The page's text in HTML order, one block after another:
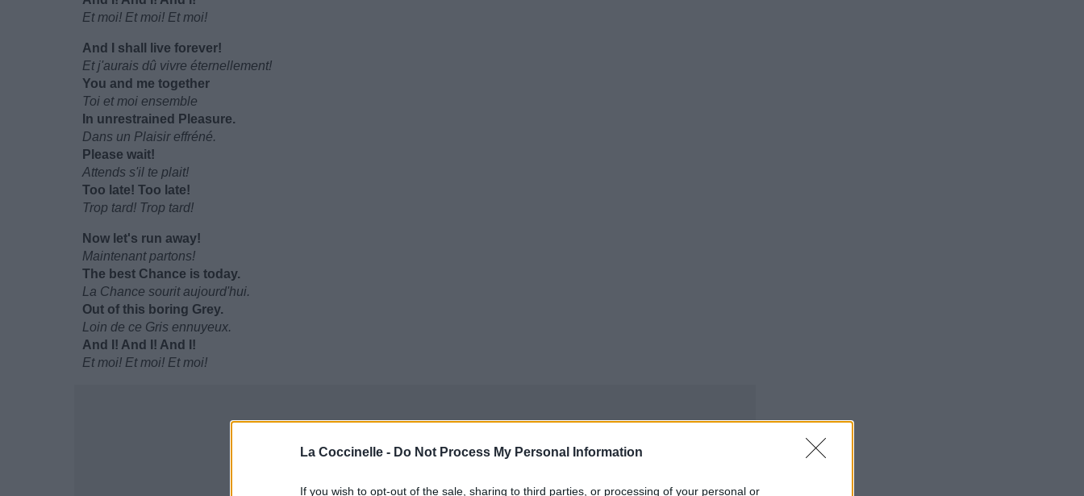
La Coccinelle - Do Not Process My Personal Information
If you wish to opt-out of the sale, sharing to third parties, or processing of your personal or
Et moi! Et moi! Et moi!
And I shall live forever!
Et j'aurais dû vivre éternellement!
You and me together
Toi et moi ensemble
In unrestrained Pleasure.
Dans un Plaisir effréné.
Please wait!
Attends s'il te plait!
Too late! Too late!
Trop tard! Trop tard!
Now let's run away!
Maintenant partons!
The best Chance is today.
La Chance sourit aujourd'hui.
Out of this boring Grey.
Loin de ce Gris ennuyeux.
And I! And I! And I!
Et moi! Et moi! Et moi!